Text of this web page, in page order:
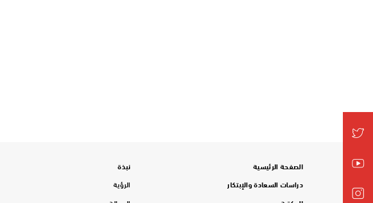
الصفحة الرئيسية
دراسات السعادة والإبتكار
نبذة
الرؤية